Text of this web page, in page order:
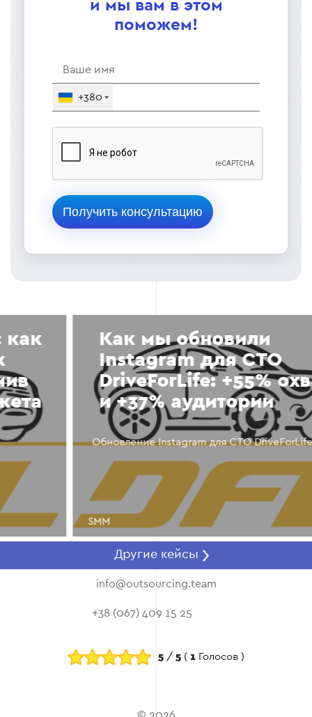
и мы вам в этом
поможем!
+380
Как мы обновили
Instagram для СТО
DriveForLife: +55% охватов
и +37% аудитории
Обновление Instagram для СТО DriveForLife
Другие кейсы
info@outsourcing.team
+38 (067) 409 15 25
5 / 5 ( 1 Голосов )